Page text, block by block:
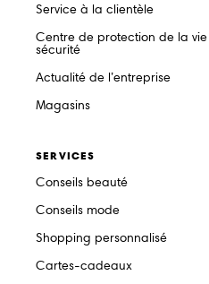
Service à la clientèle
Centre de protection de la
sécurité
Actualité de l’entreprise
Magasins
SERVICES
Conseils beauté
Conseils mode
Shopping personnalisé
Cartes-cadeaux